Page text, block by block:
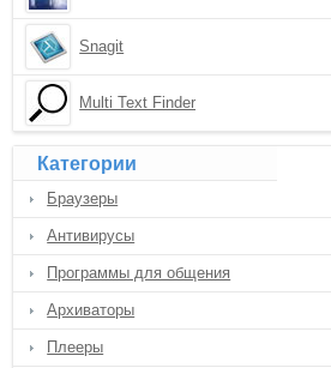
Snagit
Multi Text Finder
Категории
Браузеры
Антивирусы
Программы для общения
Архиваторы
Плееры